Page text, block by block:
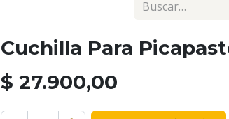
Cuchilla Para
$ 27.900,00